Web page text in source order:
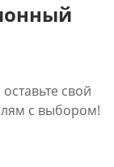
свой
с выбором!